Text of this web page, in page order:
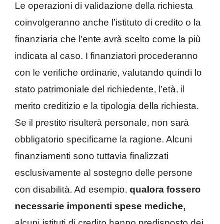
Le operazioni di validazione della richiesta
coinvolgeranno anche l’istituto di credito o la
finanziaria che l’ente avrà scelto come la più
indicata al caso. I finanziatori procederanno
con le verifiche ordinarie, valutando quindi lo
stato patrimoniale del richiedente, l’età, il
merito creditizio e la tipologia della richiesta.
Se il prestito risulterà personale, non sarà
obbligatorio specificarne la ragione. Alcuni
finanziamenti sono tuttavia finalizzati
esclusivamente al sostegno delle persone
con disabilità. Ad esempio, qualora fossero
necessarie imponenti spese mediche,